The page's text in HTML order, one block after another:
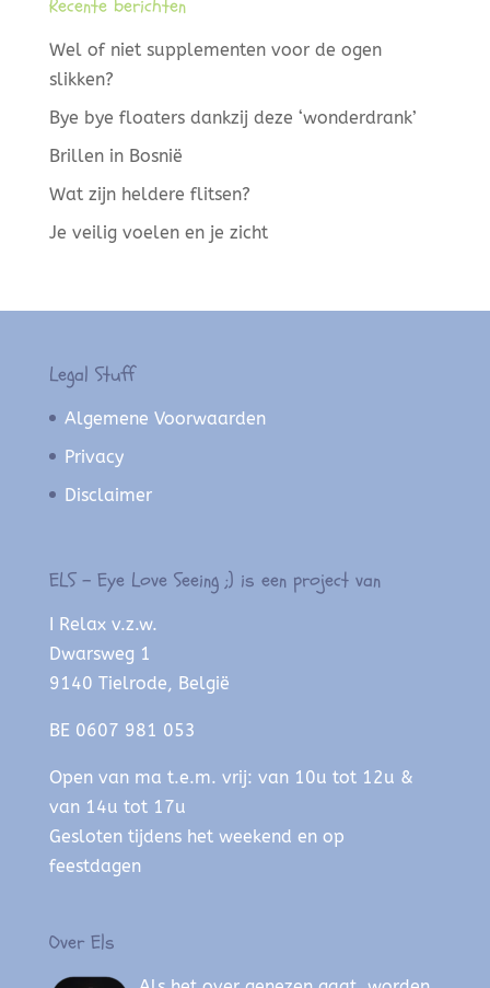
Recente berichten
Wel of niet supplementen voor de ogen
slikken?
Bye bye floaters dankzij deze ‘wonderdrank’
Brillen in Bosnië
Wat zijn heldere flitsen?
Je veilig voelen en je zicht
Legal Stuff
Algemene Voorwaarden
Privacy
Disclaimer
ELS – Eye Love Seeing ;) is een project van
I Relax v.z.w.
Dwarsweg 1
9140 Tielrode, België
BE 0607 981 053
Open van ma t.e.m. vrij: van 10u tot 12u &
van 14u tot 17u
Gesloten tijdens het weekend en op
feestdagen
Over Els